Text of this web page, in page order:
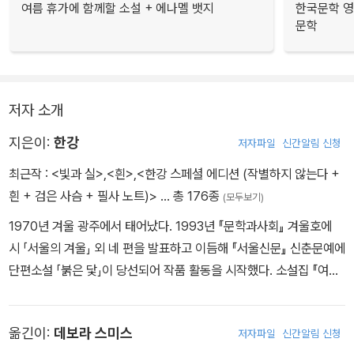
여름 휴가에 함께할 소설 + 에나멜 뱃지
한국문학
문학
저자 소개
지은이: 한강 저자파일 신간알림 신청
최근작 : <빛과 실>,<흰>,<한강 스페셜 에디션 (작별하지 않는다 +
흰 + 검은 사슴 + 필사 노트)> … 총 176종 (모두보기)
1970년 겨울 광주에서 태어났다. 1993년 『문학과사회』 겨울호에
시 「서울의 겨울」 외 네 편을 발표하고 이듬해 『서울신문』 신춘문예에
단편소설 「붉은 닻」이 당선되어 작품 활동을 시작했다. 소설집 『여수
간』 『소년이 온다』 『흰』 『작별하지 않는다』, 시집 『서랍에 저녁을 넣
옮긴이: 데보라 스미스 저자파일 신간알림 신청